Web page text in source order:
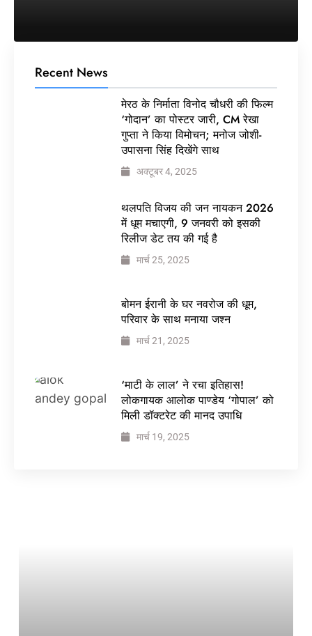
Recent News
मेरठ के निर्माता विनोद चौधरी की फिल्म
‘गोदान’ का पोस्टर जारी, CM रेखा
गुप्ता ने किया विमोचन; मनोज जोशी-
उपासना सिंह दिखेंगे साथ
अक्टूबर 4, 2025
थलपति विजय की जन नायकन 2026
में धूम मचाएगी, 9 जनवरी को इसकी
रिलीज डेट तय की गई है
मार्च 25, 2025
बोमन ईरानी के घर नवरोज की धूम,
परिवार के साथ मनाया जश्न
मार्च 21, 2025
‘माटी के लाल’ ने रचा इतिहास!
लोकगायक आलोक पाण्डेय ‘गोपाल’ को
मिली डॉक्टरेट की मानद उपाधि
मार्च 19, 2025